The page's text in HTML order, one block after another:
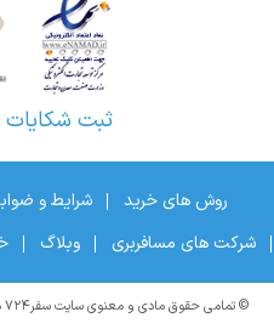
ثبت شکایات
روش های خرید شرایط و
شرکت های مسافربری
وبلاگ